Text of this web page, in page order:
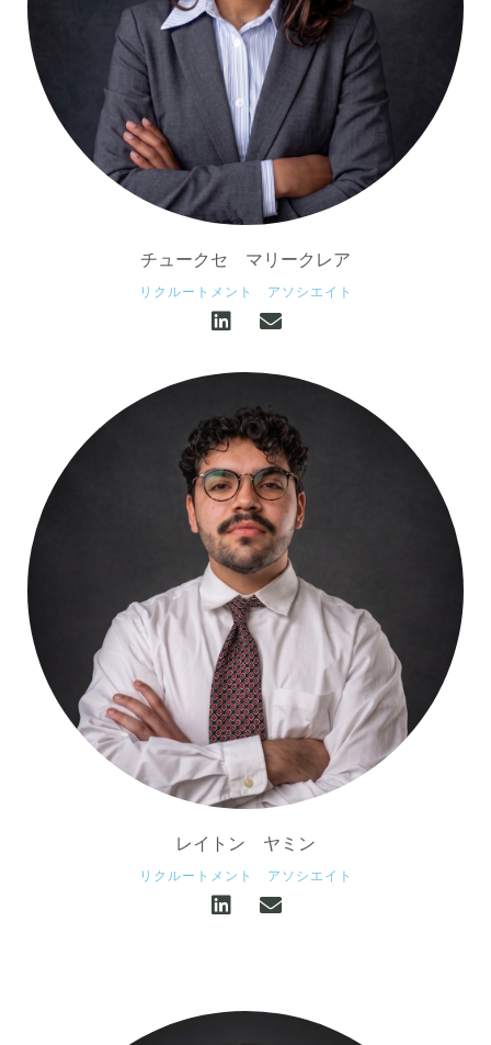
チュークセ マリークレア
リクルートメント アソシエイト
レイトン ヤミン
リクルートメント アソシエイト